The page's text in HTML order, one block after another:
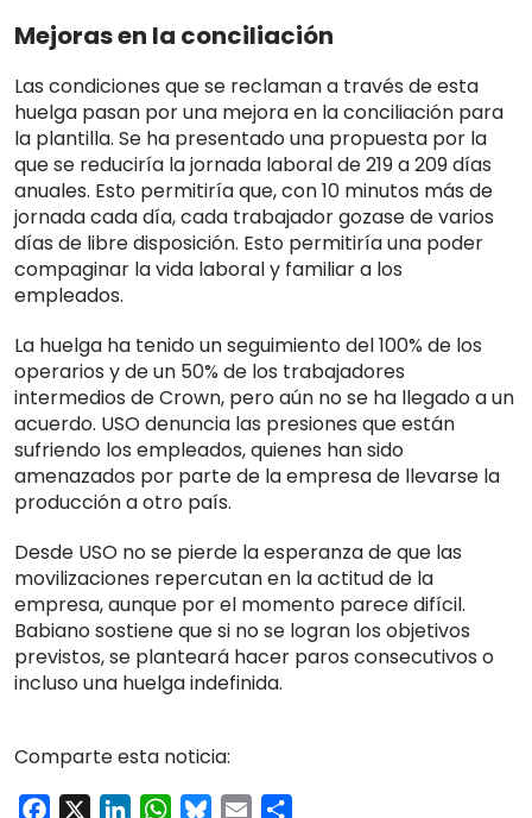
Mejoras en la conciliación
Las condiciones que se reclaman a través de esta
huelga pasan por una mejora en la conciliación para
la plantilla. Se ha presentado una propuesta por la
que se reduciría la jornada laboral de 219 a 209 días
anuales. Esto permitiría que, con 10 minutos más de
jornada cada día, cada trabajador gozase de varios
días de libre disposición. Esto permitiría una poder
compaginar la vida laboral y familiar a los
empleados.
La huelga ha tenido un seguimiento del 100% de los
operarios y de un 50% de los trabajadores
intermedios de Crown, pero aún no se ha llegado a un
acuerdo. USO denuncia las presiones que están
sufriendo los empleados, quienes han sido
amenazados por parte de la empresa de llevarse la
producción a otro país.
Desde USO no se pierde la esperanza de que las
movilizaciones repercutan en la actitud de la
empresa, aunque por el momento parece difícil.
Babiano sostiene que si no se logran los objetivos
previstos, se planteará hacer paros consecutivos o
incluso una huelga indefinida.
Comparte esta noticia:
Facebook LinkedInWhatsApp
Bluesky
Email